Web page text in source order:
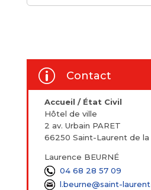
p Contact
Accueil / État Civil
Hôtel de ville
2 av. Urbain PARET
66250 Saint-Laurent de la
Laurence BEURNÉ
04 68 28 57 09
l.beurne@saint-